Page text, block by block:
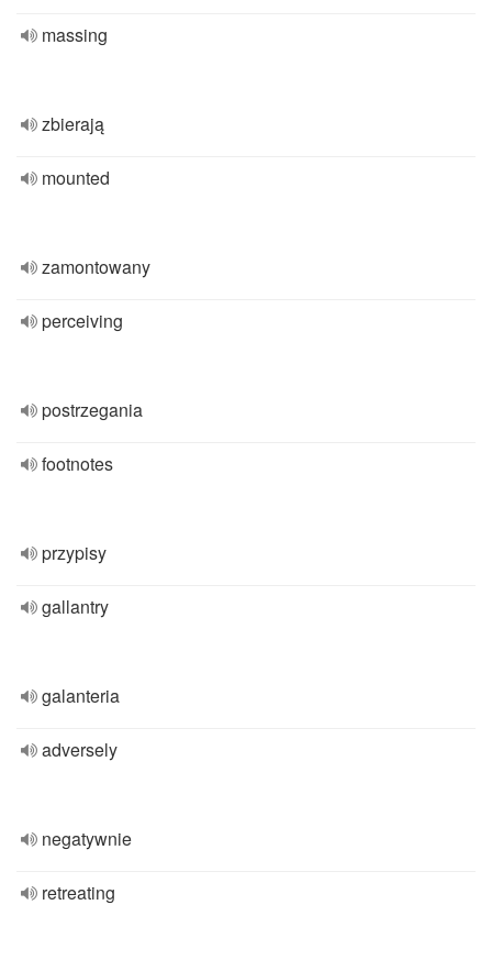
massing
zbierają
mounted
zamontowany
perceiving
postrzegania
footnotes
przypisy
gallantry
galanteria
adversely
negatywnie
retreating